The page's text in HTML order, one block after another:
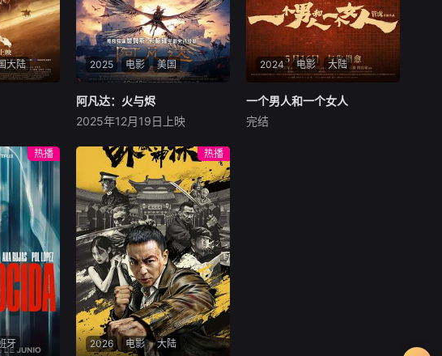
此的生存本能。
大陆
府、西域
盘根错
第二号
镖任
域护镖远
护送对
犯”知世
来，各
镖厮杀接
2025 电影 美国
阿凡达：火与烬
萨姆·沃辛顿
佐伊·索尔达娜
影片聚焦杰克·萨利与奈蒂莉一
家的命运起伏，在前作的情感
余波之上，深刻描绘一个家族
在战火中如何成长、并共同守
护血脉相连的情感纽带的历
程，从而将故事推向更具张力
的全新维度。此外，潘多拉的
全新领域也即将揭晓
阿凡达：火与烬
2025年12月19日上映
2024 电影 大陆
一个男人和一个女人
黄渤
一个男人和一个女人
完结
牙
热播
2026 电影 大陆
热播